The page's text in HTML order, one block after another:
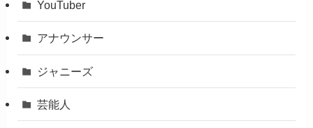
YouTuber
アナウンサー
ジャニーズ
芸能人